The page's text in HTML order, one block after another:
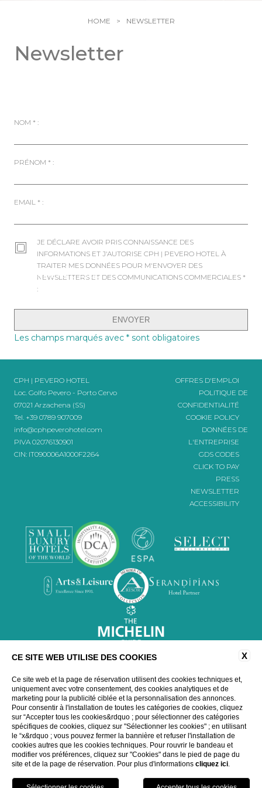
Activités sportives
Nature et culture
Passions et émotions
Saveurs de la Sardaigne
Choisissez votre séjour
HOME NEWSLETTER
Newsletter
NOM * :
PRÉNOM * :
EMAIL * :
JE DÉCLARE AVOIR PRIS CONNAISSANCE DES
INFORMATIONS ET J'AUTORISE CPH | PEVERO HOTEL À
TRAITER MES DONNÉES POUR M'ENVOYER DES
NEWSLETTERS ET DES COMMUNICATIONS COMMERCIALES *
:
Les champs marqués avec * sont obligatoires
CPH | PEVERO HOTEL
Loc. Golfo Pevero - Porto Cervo
07021 Arzachena (SS)
Tel. +39 0789 907009
info@cphpeverohotel.com
PIVA 02076130901
CIN: IT090006A1000F2264
OFFRES D'EMPLOI
POLITIQUE DE
CONFIDENTIALITÉ
COOKIE POLICY
DONNÉES DE
L'ENTREPRISE
GDS CODES
CLICK TO PAY
PRESS
NEWSLETTER
ACCESSIBILITY
WEBSITE BY BLASTNESS
X
CE SITE WEB UTILISE DES COOKIES
Ce site web et la page de réservation utilisent des cookies techniques et,
uniquement avec votre consentement, des cookies analytiques et de
marketing pour la publicité ciblée et la personnalisation des annonces.
Pour consentir à l'installation de toutes les catégories de cookies, cliquez
sur “Accepter tous les cookies&rdquo ; pour sélectionner des catégories
spécifiques de cookies, cliquez sur "Sélectionner les cookies" ; en utilisant
le “x&rdquo ; vous pouvez fermer la bannière et refuser l'installation de
cookies autres que les cookies techniques. Pour rouvrir le bandeau et
modifier vos préférences, cliquez sur "Cookies" dans le pied de page du
site et de la page de réservation. Pour plus d'informations cliquez ici.
CPH|Pevero Club